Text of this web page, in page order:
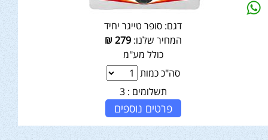
דגם: סופר טייגר יחיד
המחיר שלנו:279
₪
כולל מע"מ
סה"כ כמות
תשלומים : 3
פרטים נוספים